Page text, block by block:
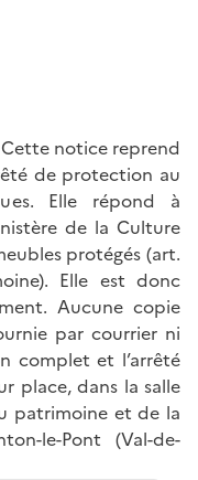
notice reprend
de protection au
Elle répond à
de la Culture
protégés (art.
Elle est donc
Aucune copie
par courrier ni
complet et l’arrêté
place, dans la salle
patrimoine et de la
le-Pont (Val-de-